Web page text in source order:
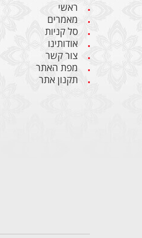
ראשי
מאמרים
סל קניות
אודותינו
צור קשר
מפת האתר
תקנון אתר